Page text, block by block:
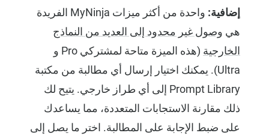
إضافية:
واحدة من أكثر ميزات MyNinja الفريدة
هي وصول غير محدود إلى العديد من النماذج
الخارجية
(هذه الميزة متاحة لمشتركي Pro و
Ultra). يمكنك اختيار إرسال أي مطالبة من مكتبة
Prompt Library إلى أي طراز خارجي. يتيح لك
ذلك مقارنة الاستجابات المتعددة، مما يساعدك
على ضبط الإجابة على المطالبة. اختر ما يصل إلى